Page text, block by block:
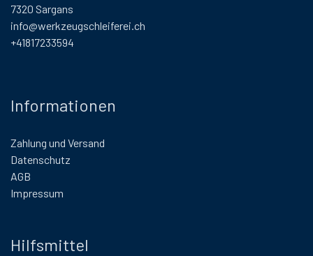
7320 Sargans
info@werkzeugschleiferei.ch
+41817233594
Informationen
Zahlung und Versand
Datenschutz
AGB
Impressum
Hilfsmittel